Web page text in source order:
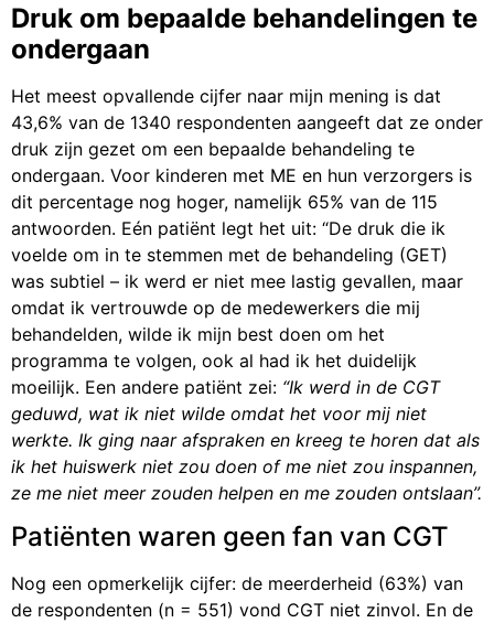
Druk om bepaalde behandelingen te
ondergaan
Het meest opvallende cijfer naar mijn mening is dat
43,6% van de 1340 respondenten aangeeft dat ze onder
druk zijn gezet om een bepaalde behandeling te
ondergaan. Voor kinderen met ME en hun verzorgers is
dit percentage nog hoger, namelijk 65% van de 115
antwoorden. Eén patiënt legt het uit: “De druk die ik
voelde om in te stemmen met de behandeling (GET)
was subtiel – ik werd er niet mee lastig gevallen, maar
omdat ik vertrouwde op de medewerkers die mij
behandelden, wilde ik mijn best doen om het
programma te volgen, ook al had ik het duidelijk
moeilijk. Een andere patiënt zei: “Ik werd in de CGT
geduwd, wat ik niet wilde omdat het voor mij niet
werkte. Ik ging naar afspraken en kreeg te horen dat als
ik het huiswerk niet zou doen of me niet zou inspannen,
ze me niet meer zouden helpen en me zouden ontslaan”.
Patiënten waren geen fan van CGT
Nog een opmerkelijk cijfer: de meerderheid (63%) van
de respondenten (n = 551) vond CGT niet zinvol. En de